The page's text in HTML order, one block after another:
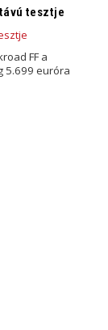
tesztje
FF a
5.699 euróra